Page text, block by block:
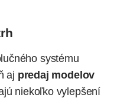
systému
aj predaj modelov
niekoľko vylepšení